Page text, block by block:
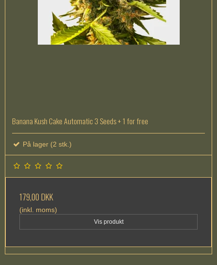
Banana Kush Cake Automatic 3 Seeds + 1 for free
På lager (2 stk.)
179,00 DKK
(inkl. moms)
Vis produkt